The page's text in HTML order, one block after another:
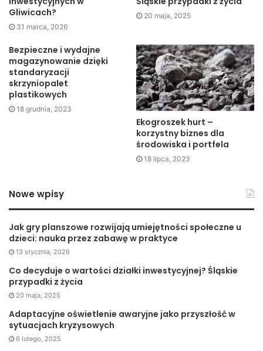
jasne warunki współpracy. Dobrze jest również skorzystać
z rekomendacji znajomych. Nie zaszkodzi także sprawdzić
opinii znajdujących się w sieci. Trwa to zaledwie kilka
minut.
Wybierającsklep numizmatycznyonline dobrze jest
sprawdzić, czy posiada on również siedzibę stacjonarną.
Liczy się to, aby oferowane towary zostały opisane
możliwie najdokładniej. Ponadto każdy klient powinien
mieć prawo do zwrotu zamówienia w określonym czasie.
Gliwicach?
31 marca, 2026
20 maja, 2025
Bezpieczne i wydajne
magazynowanie dzięki
standaryzacji
skrzyniopalet
plastikowych
18 grudnia, 2023
Ekogroszek hurt –
korzystny biznes dla
środowiska i portfela
18 lipca, 2023
Nowe wpisy
Jak gry planszowe rozwijają umiejętności społeczne u
dzieci: nauka przez zabawę w praktyce
13 stycznia, 2026
Co decyduje o wartości działki inwestycyjnej? Śląskie
przypadki z życia
20 maja, 2025
Adaptacyjne oświetlenie awaryjne jako przyszłość w
sytuacjach kryzysowych
6 lutego, 2025